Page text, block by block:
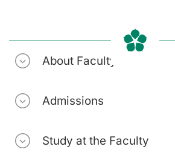
About Faculty
Admissions
Study at the Faculty